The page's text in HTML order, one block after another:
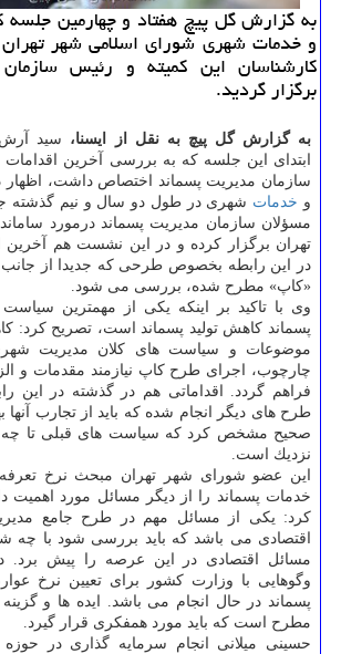
به گزارش گل پیچ هفتاد و چهارمین
و خدمات شهری شورای اسلامی شهر
كارشناسان این كمیته و رئیس
برگزار گردید.
به گزارش گل پیچ به نقل از ایسنا، سید آرش
ابتدای این جلسه كه به بررسی آخرین
سازمان مدیریت پسماند اختصاص داشت،
و خدمات شهری در طول دو سال و نیم گذشته
مسؤلان سازمان مدیریت پسماند درمورد
تهران برگزار كرده و در این نشست هم آخرین
در این رابطه بخصوص طرحی كه جدیدا از جانب
«كاپ» مطرح شده، بررسی می شود.
وی با تاكید بر اینكه یكی از مهمترین
پسماند كاهش تولید پسماند است، تصریح كرد:
موضوعات و سیاست های كلان مدیریت
چارچوب، اجرای طرح كاپ نیازمند مقدمات و
فراهم گردد. اقداماتی هم در گذشته در این
طرح های دیگر انجام شده كه باید از تجارب آنها
صحیح مشخص كرد كه سیاست های قبلی تا چه
نزدیك است.
این عضو شورای شهر تهران مبحث نرخ
خدمات پسماند را از دیگر مسائل مورد
كرد: یكی از مسائل مهم در طرح جامع
اقتصادی می باشد كه باید بررسی شود با چه
مسائل اقتصادی در این عرصه را پیش برد.
وگوهایی با وزارت كشور برای تعیین نرخ
پسماند در حال انجام می باشد. ایده ها و
مطرح است كه باید مورد همفكری قرار گیرد.
حسینی میلانی انجام سرمایه گذاری در حوزه